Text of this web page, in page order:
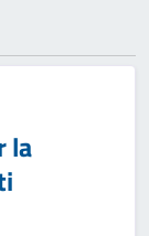
la